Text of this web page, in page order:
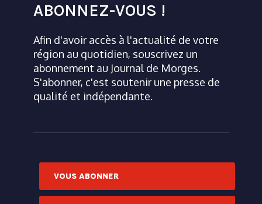
ABONNEZ-VOUS !
Afin d'avoir accès à l'actualité de votre
région au quotidien, souscrivez un
abonnement au Journal de Morges.
S'abonner, c'est soutenir une presse de
qualité et indépendante.
VOUS ABONNER